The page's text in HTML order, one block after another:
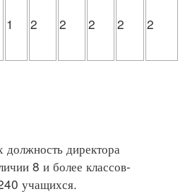
1 2 2 2 2 2
директора
8 и более классов-
учащихся.